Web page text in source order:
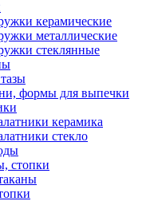
керамические
металлические
стеклянные
формы для выпечки
керамика
стекло
стопки